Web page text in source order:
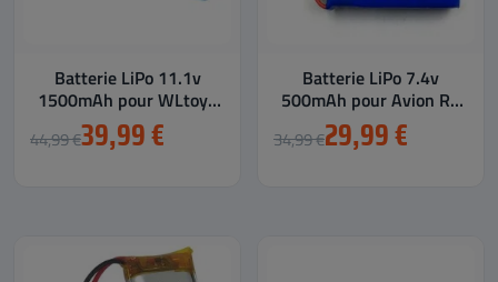
Batterie LiPo 11.1v
1500mAh pour WLtoys
V950
44,99 €39,99 €
Batterie LiPo 7.4v
500mAh pour Avion RC
XK A160-J3
34,99 €29,99 €